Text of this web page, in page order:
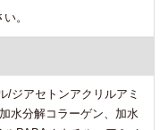
。
/ジアセトンアクリルアミ
水分解コラーゲン、加水